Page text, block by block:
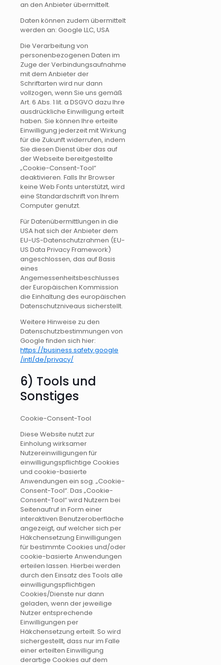
an den Anbieter übermittelt.
Daten können zudem übermittelt
werden an: Google LLC, USA
Die Verarbeitung von
personenbezogenen Daten im
Zuge der Verbindungsaufnahme
mit dem Anbieter der
Schriftarten wird nur dann
vollzogen, wenn Sie uns gemäß
Art. 6 Abs. 1 lit. a DSGVO dazu Ihre
ausdrückliche Einwilligung erteilt
haben. Sie können Ihre erteilte
Einwilligung jederzeit mit Wirkung
für die Zukunft widerrufen, indem
Sie diesen Dienst über das auf
der Webseite bereitgestellte
„Cookie-Consent-Tool“
deaktivieren. Falls Ihr Browser
keine Web Fonts unterstützt, wird
eine Standardschrift von Ihrem
Computer genutzt.
Für Datenübermittlungen in die
USA hat sich der Anbieter dem
EU-US-Datenschutzrahmen (EU-
US Data Privacy Framework)
angeschlossen, das auf Basis
eines
Angemessenheitsbeschlusses
der Europäischen Kommission
die Einhaltung des europäischen
Datenschutzniveaus sicherstellt.
Weitere Hinweise zu den
Datenschutzbestimmungen von
Google finden sich hier:
https://business.safety.google
/intl/de/privacy/
6) Tools und
Sonstiges
Cookie-Consent-Tool
Diese Website nutzt zur
Einholung wirksamer
Nutzereinwilligungen für
einwilligungspflichtige Cookies
und cookie-basierte
Anwendungen ein sog. „Cookie-
Consent-Tool“. Das „Cookie-
Consent-Tool“ wird Nutzern bei
Seitenaufruf in Form einer
interaktiven Benutzeroberfläche
angezeigt, auf welcher sich per
Häkchensetzung Einwilligungen
für bestimmte Cookies und/oder
cookie-basierte Anwendungen
erteilen lassen. Hierbei werden
durch den Einsatz des Tools alle
einwilligungspflichtigen
Cookies/Dienste nur dann
geladen, wenn der jeweilige
Nutzer entsprechende
Einwilligungen per
Häkchensetzung erteilt. So wird
sichergestellt, dass nur im Falle
einer erteilten Einwilligung
derartige Cookies auf dem